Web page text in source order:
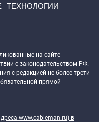
ТЕХНОЛОГИИ
на сайте
с законодательством РФ.
с редакцией не более трети
прямой
www.cableman.ru) в